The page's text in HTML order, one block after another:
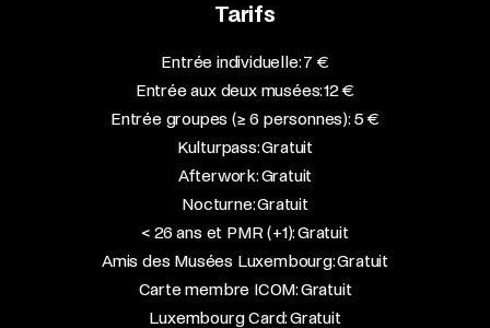
Tarifs
Entrée individuelle: 7 €
Entrée aux deux musées: 12 €
Entrée groupes (≥ 6 personnes): 5 €
Kulturpass: Gratuit
Afterwork: Gratuit
Nocturne: Gratuit
< 26 ans et PMR (+1): Gratuit
Amis des Musées Luxembourg: Gratuit
Carte membre ICOM: Gratuit
Luxembourg Card: Gratuit